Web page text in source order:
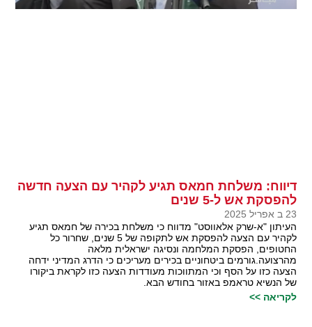
דיווח: משלחת חמאס תגיע לקהיר עם הצעה חדשה
להפסקת אש ל-5 שנים
23 ב אפריל 2025
העיתון "א-שרק אלאווסט" מדווח כי משלחת בכירה של חמאס תגיע
לקהיר עם הצעה להפסקת אש לתקופה של 5 שנים, שחרור כל
החטופים, הפסקת המלחמה ונסיגה ישראלית מלאה
מהרצועה.גורמים ביטחוניים בכירים מעריכים כי הדרג המדיני ידחה
הצעה כזו על הסף וכי המתווכות מעודדות הצעה כזו לקראת ביקורו
של הנשיא טראמפ באזור בחודש הבא.
לקריאה >>